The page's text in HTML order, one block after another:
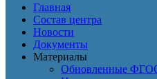
Главная
Состав центра
Новости
Документы
Материалы
Обновленные